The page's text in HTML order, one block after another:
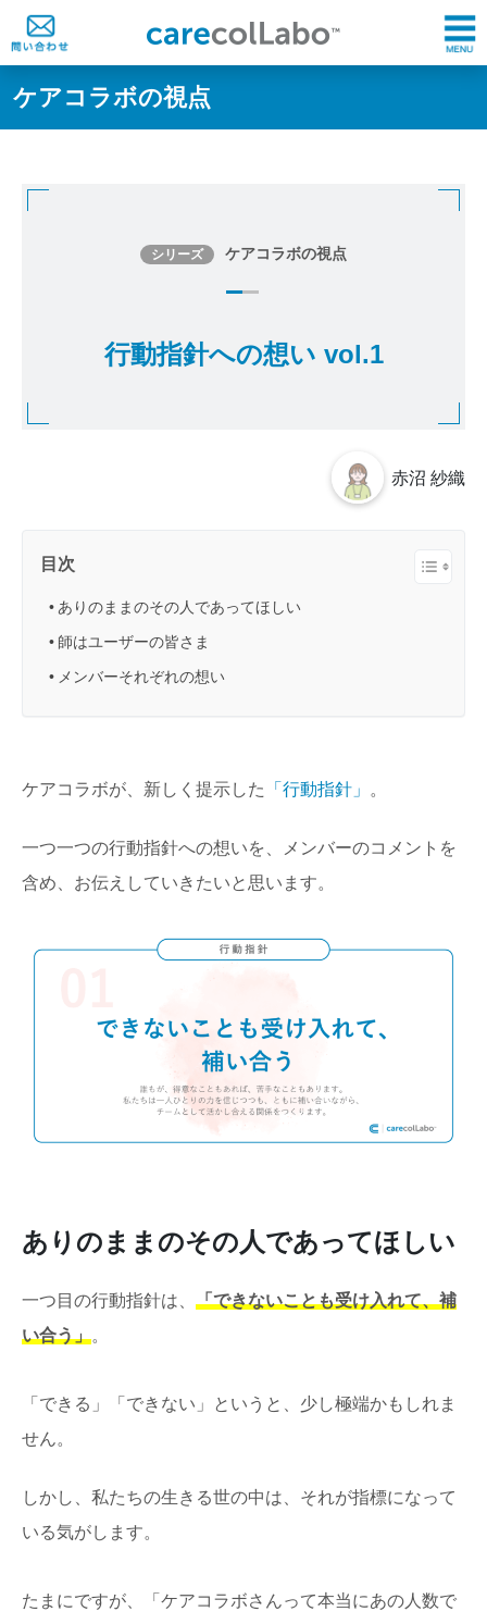
ケアコラボの視点
シリーズ ケアコラボの視点
行動指針への想い vol.1
赤沼 紗織
目次
ありのままのその人であってほしい
師はユーザーの皆さま
メンバーそれぞれの想い
ケアコラボが、新しく提示した 「行動指針」 。
一つ一つの行動指針への想いを、メンバーのコメントを
含め、お伝えしていきたいと思います。
ありのままのその人であってほしい
一つ目の行動指針は、 「できないことも受け入れて、補
い合う」。
「できる」「できない」というと、少し極端かもしれま
せん。
しかし、私たちの生きる世の中は、それが指標になって
いる気がします。
たまにですが、「ケアコラボさんって本当にあの人数で